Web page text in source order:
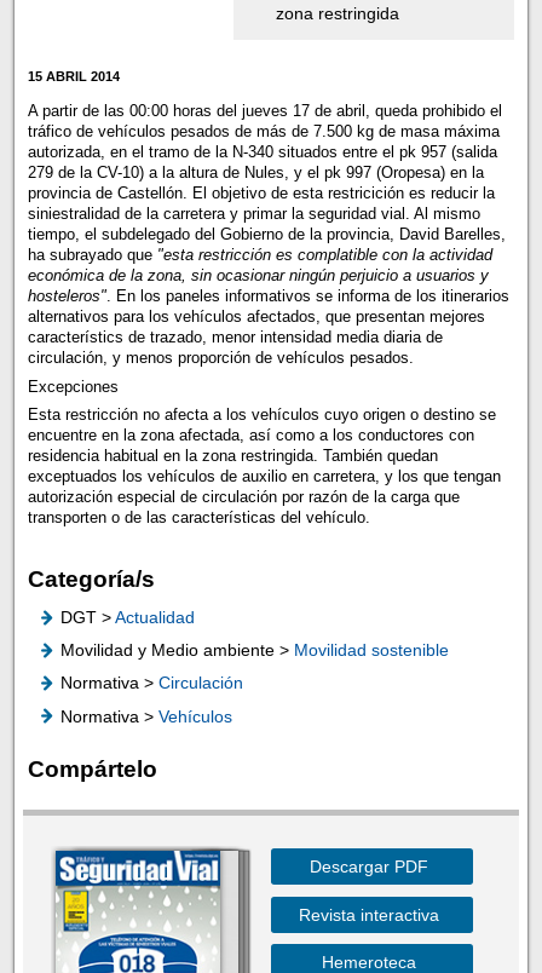
zona restringida
15 ABRIL 2014
A partir de las 00:00 horas del jueves 17 de abril, queda prohibido el
tráfico de vehículos pesados de más de 7.500 kg de masa máxima
autorizada, en el tramo de la N-340 situados entre el pk 957 (salida
279 de la CV-10) a la altura de Nules, y el pk 997 (Oropesa) en la
provincia de Castellón. El objetivo de esta restricición es reducir la
siniestralidad de la carretera y primar la seguridad vial. Al mismo
tiempo, el subdelegado del Gobierno de la provincia, David Barelles,
ha subrayado que "esta restricción es complatible con la actividad
económica de la zona, sin ocasionar ningún perjuicio a usuarios y
hosteleros". En los paneles informativos se informa de los itinerarios
alternativos para los vehículos afectados, que presentan mejores
característics de trazado, menor intensidad media diaria de
circulación, y menos proporción de vehículos pesados.
Excepciones
Esta restricción no afecta a los vehículos cuyo origen o destino se
encuentre en la zona afectada, así como a los conductores con
residencia habitual en la zona restringida. También quedan
exceptuados los vehículos de auxilio en carretera, y los que tengan
autorización especial de circulación por razón de la carga que
transporten o de las características del vehículo.
Categoría/s
DGT >Actualidad
Movilidad y Medio ambiente > Movilidad sostenible
Normativa > Circulación
Normativa > Vehículos
Compártelo
Descargar PDF
Revista interactiva
Hemeroteca